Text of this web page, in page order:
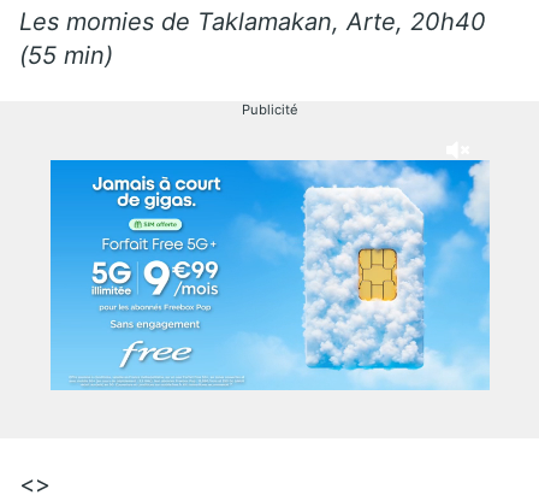
Les momies de Taklamakan, Arte, 20h40
(55 min)
Publicité
<>